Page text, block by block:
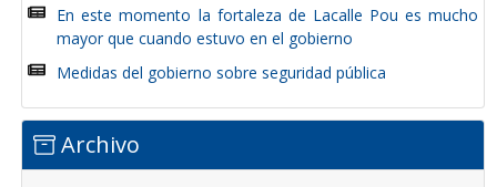
En este momento la fortaleza de Lacalle Pou es mucho
mayor que cuando estuvo en el gobierno
Medidas del gobierno sobre seguridad pública
Archivo